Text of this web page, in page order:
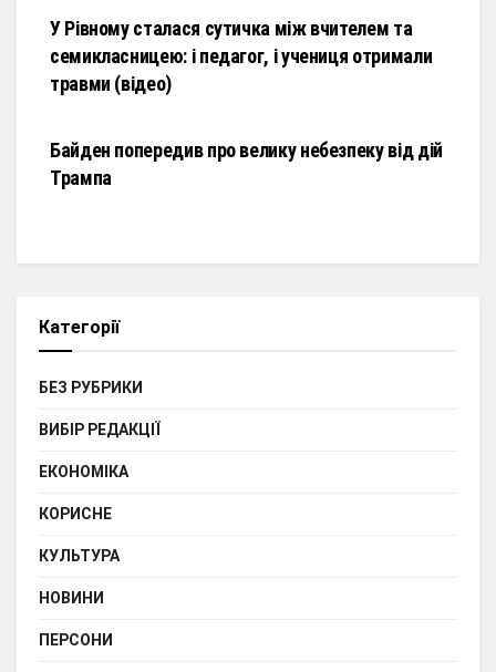
У Рівному сталася сутичка між вчителем та
семикласницею: і педагог, і учениця отримали
травми (відео)
Байден попередив про велику небезпеку від дій
Трампа
Категорії
БЕЗ РУБРИКИ
ВИБІР РЕДАКЦІЇ
ЕКОНОМІКА
КОРИСНЕ
КУЛЬТУРА
НОВИНИ
ПЕРСОНИ